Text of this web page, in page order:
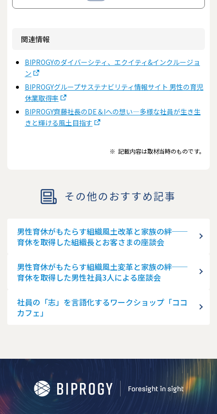
関連情報
BIPROGYのダイバーシティ、エクイティ&インクルージョ
ン
BIPROGYグループサステナビリティ情報サイト 男性の育児
休業取得率
BIPROGY⿑藤社長のDE＆Iへの想い―多様な社員が生き生
きと輝ける風土目指す
※ 記載内容は取材当時のものです。
その他のおすすめ記事
男性育休がもたらす組織風土改革と家族の絆──
育休を取得した組織長とお客さまの座談会
男性育休がもたらす組織風土変革と家族の絆──
育休を取得した男性社員3人による座談会
社員の「志」を言語化するワークショップ「ココ
カフェ」